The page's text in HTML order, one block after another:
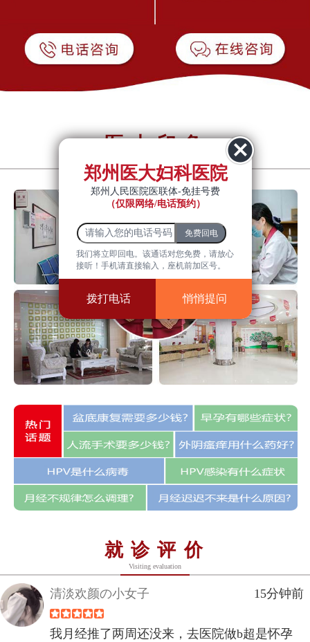
医大印象
就诊评价
Visiting evaluation
清淡欢颜の小女子 15分钟前
我月经推了两周还没来，去医院做b超是怀孕
郑州医大妇科医院
郑州人民医院医联体-免挂号费
（仅限网络/电话预约）
我们将立即回电。该通话对您免费，请放心
接听！手机请直接输入，座机前加区号。
拨打电话 悄悄提问